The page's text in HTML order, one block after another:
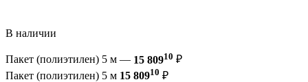
В наличии
Пакет (полиэтилен) 5 м — 15 80910 ₽
Пакет (полиэтилен) 5 м 15 80910 ₽